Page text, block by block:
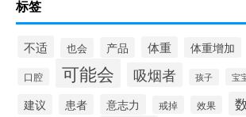
标签
不适 也会 产品 体重 体重增加
口腔 可能会 吸烟者 孩子 宝
建议 患者 意志力 戒掉 效果